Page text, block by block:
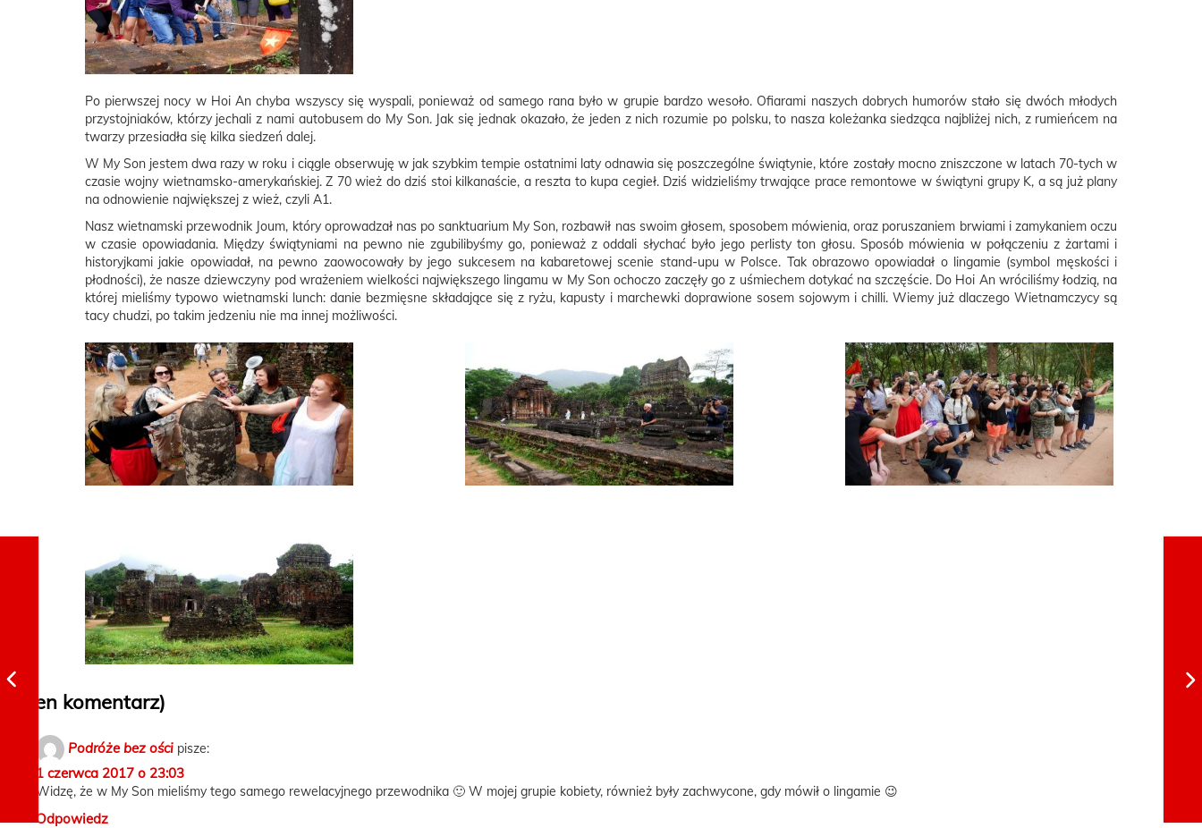
Po pierwszej nocy w Hoi An chyba wszyscy się wyspali, ponieważ od samego rana było w grupie bardzo wesoło. Ofiarami naszych dobrych humorów stało się dwóch młodych
przystojniaków, którzy jechali z nami autobusem do My Son. Jak się jednak okazało, że jeden z nich rozumie po polsku, to nasza koleżanka siedząca najbliżej nich, z rumieńcem na
twarzy przesiadła się kilka siedzeń dalej.
W My Son jestem dwa razy w roku i ciągle obserwuję w jak szybkim tempie ostatnimi laty odnawia się poszczególne świątynie, które zostały mocno zniszczone w latach 70-tych w
czasie wojny wietnamsko-amerykańskiej. Z 70 wież do dziś stoi kilkanaście, a reszta to kupa cegieł. Dziś widzieliśmy trwające prace remontowe w świątyni grupy K, a są już plany
na odnowienie największej z wież, czyli A1.
Nasz wietnamski przewodnik Joum, który oprowadzał nas po sanktuarium My Son, rozbawił nas swoim głosem, sposobem mówienia, oraz poruszaniem brwiami i zamykaniem oczu
w czasie opowiadania. Między świątyniami na pewno nie zgubilibyśmy go, ponieważ z oddali słychać było jego perlisty ton głosu. Sposób mówienia w połączeniu z żartami i
historyjkami jakie opowiadał, na pewno zaowocowały by jego sukcesem na kabaretowej scenie stand-upu w Polsce. Tak obrazowo opowiadał o lingamie (symbol męskości i
płodności), że nasze dziewczyny pod wrażeniem wielkości największego lingamu w My Son ochoczo zaczęły go z uśmiechem dotykać na szczęście. Do Hoi An wróciliśmy łodzią, na
której mieliśmy typowo wietnamski lunch: danie bezmięsne składające się z ryżu, kapusty i marchewki doprawione sosem sojowym i chilli. Wiemy już dlaczego Wietnamczycy są
tacy chudzi, po takim jedzeniu nie ma innej możliwości.
(Jeden komentarz)
Podróże bez ości pisze:
1 czerwca 2017 o 23:03
Widzę, że w My Son mieliśmy tego samego rewelacyjnego przewodnika 🙂 W mojej grupie kobiety, również były zachwycone, gdy mówił o lingamie 😉
Odpowiedz